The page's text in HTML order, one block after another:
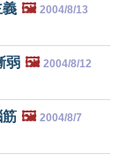
義 🖼️ 2004/8/13
弱 🖼️ 2004/8/12
🖼️ 2004/8/7